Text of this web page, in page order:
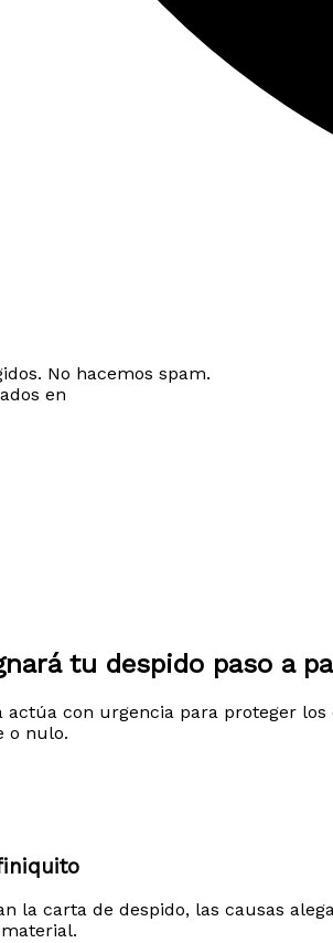
No hacemos spam.
en
tu despido paso a
actúa con urgencia para proteger
o nulo.
la carta de despido, las causas